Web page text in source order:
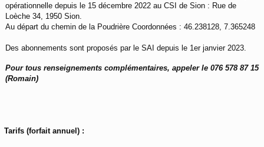
opérationnelle depuis le 15 décembre 2022 au CSI de Sion : Rue de
Loèche 34, 1950 Sion.
Au départ du chemin de la Poudrière Coordonnées : 46.238128, 7.365248
Des abonnements sont proposés par le SAI depuis le 1er janvier 2023.
Pour tous renseignements complémentaires, appeler le 076 578 87 15
(Romain)
Tarifs (forfait annuel) :